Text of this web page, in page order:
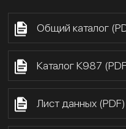
Общий каталог
Каталог К987
Лист данных (PDF)